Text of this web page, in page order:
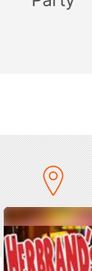
Herbrand’s –
Abendkasse: 15,-
unter:
PKW:(Link zu
über die
Herbrandstr.
Anfahrt mit der
“Köln-